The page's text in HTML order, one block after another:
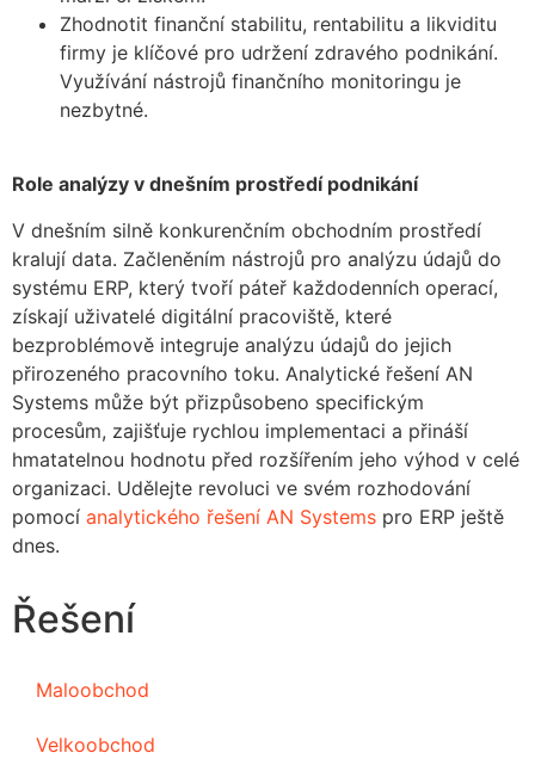
Zhodnotit finanční stabilitu, rentabilitu a likviditu
firmy je klíčové pro udržení zdravého podnikání.
Využívání nástrojů finančního monitoringu je
nezbytné.
Role analýzy v dnešním prostředí podnikání
V dnešním silně konkurenčním obchodním prostředí
kralují data. Začleněním nástrojů pro analýzu údajů do
systému ERP, který tvoří páteř každodenních operací,
získají uživatelé digitální pracoviště, které
bezproblémově integruje analýzu údajů do jejich
přirozeného pracovního toku. Analytické řešení AN
Systems může být přizpůsobeno specifickým
procesům, zajišťuje rychlou implementaci a přináší
hmatatelnou hodnotu před rozšířením jeho výhod v celé
organizaci. Udělejte revoluci ve svém rozhodování
pomocí analytického řešení AN Systems pro ERP ještě
dnes.
Řešení
Maloobchod
Velkoobchod